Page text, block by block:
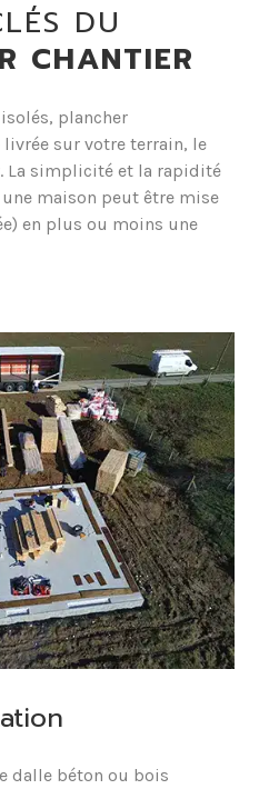
DU
CHANTIER
plancher
sur votre terrain, le
La simplicité et la rapidité
maison peut être mise
en plus ou moins une
dalle béton ou bois